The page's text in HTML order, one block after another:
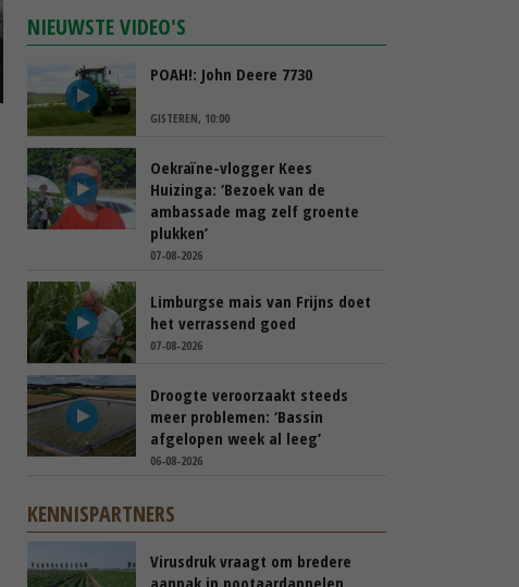
NIEUWSTE VIDEO'S
POAH!: John Deere 7730
GISTEREN, 10:00
Oekraïne-vlogger Kees
Huizinga: ‘Bezoek van de
ambassade mag zelf groente
plukken’
07-08-2026
Limburgse mais van Frijns doet
het verrassend goed
07-08-2026
Droogte veroorzaakt steeds
meer problemen: ‘Bassin
afgelopen week al leeg’
06-08-2026
KENNISPARTNERS
Virusdruk vraagt om bredere
aanpak in pootaardappelen